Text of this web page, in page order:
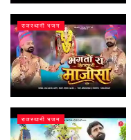
राजस्थानी भजन
राजस्थानी भजन